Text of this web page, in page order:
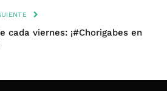
cada viernes: ¡#Chorigabes en